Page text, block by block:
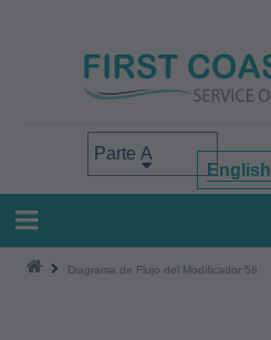
Select your area of interest
English
Diagrama de Flujo del Modificador 58